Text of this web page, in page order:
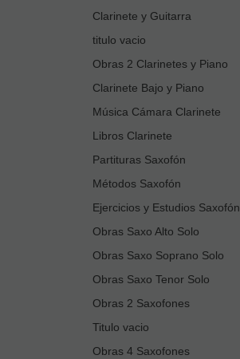
Clarinete y Guitarra
titulo vacio
Obras 2 Clarinetes y Piano
Clarinete Bajo y Piano
Música Cámara Clarinete
Libros Clarinete
Partituras Saxofón
Métodos Saxofón
Ejercicios y Estudios Saxofón
Obras Saxo Alto Solo
Obras Saxo Soprano Solo
Obras Saxo Tenor Solo
Obras 2 Saxofones
Titulo vacio
Obras 4 Saxofones